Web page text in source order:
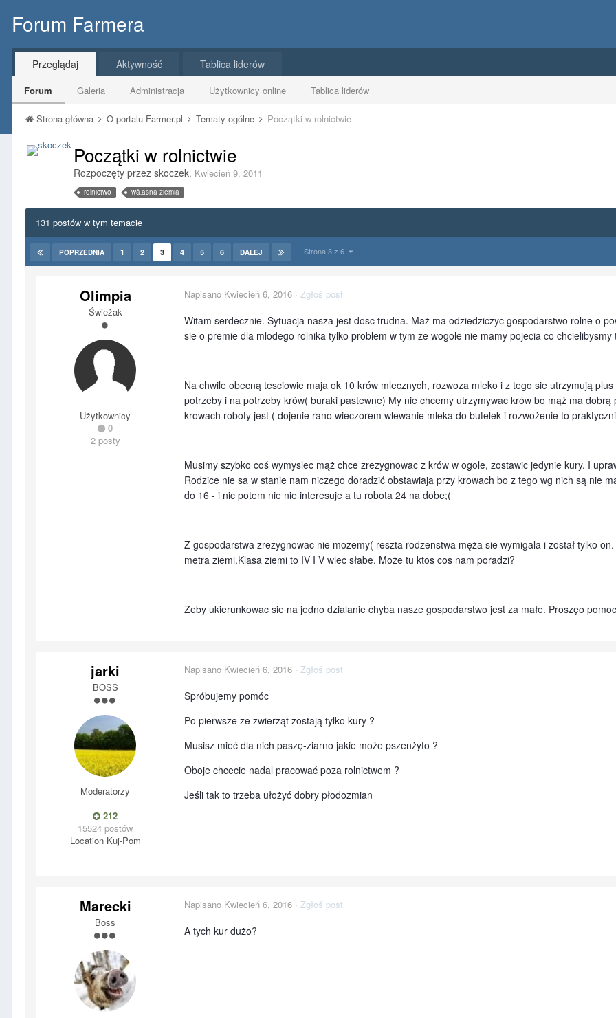
Forum Farmera
Przeglądaj
Forum Galeria Administracja Użytkownicy online Tablica liderów
Aktywność Tablica liderów
Strona główna O portalu Farmer.pl Tematy ogólne Początki w rolnictwie
Początki w rolnictwie
Rozpoczęty przez skoczek, Kwiecień 9, 2011
rolnictwo wå‚asna ziemia
131 postów w tym temacie
POPRZEDNIA 1 2 3 4 5 6 DALEJ Strona 3 z 6
Olimpia
Świeżak
Użytkownicy
0
2 posty
Napisano Kwiecień 6, 2016 · Zgłoś post
Witam serdecznie. Sytuacja nasza jest dosc trudna. Maż ma odziedziczyc gospodarstwo rolne o
sie o premie dla mlodego rolnika tylko problem w tym ze wogole nie mamy pojecia co chcielibysmy
Na chwile obecną tesciowie maja ok 10 krów mlecznych, rozwoza mleko i z tego sie utrzymują
potrzeby i na potrzeby krów( buraki pastewne) My nie chcemy utrzymywac krów bo mąż ma
krowach roboty jest ( dojenie rano wieczorem wlewanie mleka do butelek i rozwożenie to
Musimy szybko coś wymyslec mąż chce zrezygnowac z krów w ogole, zostawic jedynie kury. I
Rodzice nie sa w stanie nam niczego doradzić obstawiaja przy krowach bo z tego wg nich są nie
do 16 - i nic potem nie nie interesuje a tu robota 24 na dobe;(
Z gospodarstwa zrezygnowac nie mozemy( reszta rodzenstwa męża sie wymigala i został tylko
metra ziemi.Klasa ziemi to IV I V wiec słabe. Może tu ktos cos nam poradzi?
Zeby ukierunkowac sie na jedno dzialanie chyba nasze gospodarstwo jest za małe. Proszęo
jarki
BOSS
Moderatorzy
212
15524 postów
LocationKuj-Pom
Napisano Kwiecień 6, 2016 · Zgłoś post
Spróbujemy pomóc
Po pierwsze ze zwierząt zostają tylko kury ?
Musisz mieć dla nich paszę-ziarno jakie może pszenżyto ?
Oboje chcecie nadal pracować poza rolnictwem ?
Jeśli tak to trzeba ułożyć dobry płodozmian
Marecki
Boss
Napisano Kwiecień 6, 2016 · Zgłoś post
A tych kur dużo?